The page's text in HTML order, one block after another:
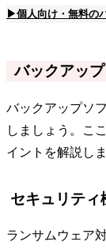
▶個人向け・無料の
バックアッ
バックアップソ
しましょう。こ
イントを解説しま
セキュリティ
ランサムウェア